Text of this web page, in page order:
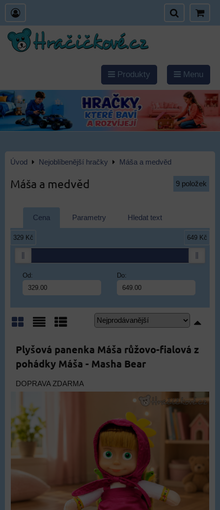
Produkty Menu
Úvod Nejoblíbenější hračky Máša a medvěd
Máša a medvěd 9 položek
Cena Parametry Hledat text
Od: Do:
329 Kč 649 Kč
Plyšová panenka Máša růžovo-fialová z
pohádky Máša - Masha Bear
DOPRAVA ZDARMA